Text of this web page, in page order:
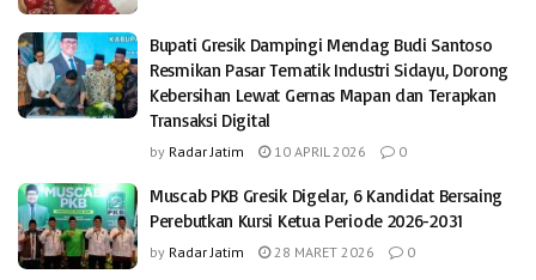
Bupati Gresik Dampingi Mendag Budi Santoso
Resmikan Pasar Tematik Industri Sidayu, Dorong
Kebersihan Lewat Gernas Mapan dan Terapkan
Transaksi Digital
by Radar Jatim 10 APRIL 2026 0
Muscab PKB Gresik Digelar, 6 Kandidat Bersaing
Perebutkan Kursi Ketua Periode 2026-2031
by Radar Jatim 28 MARET 2026 0